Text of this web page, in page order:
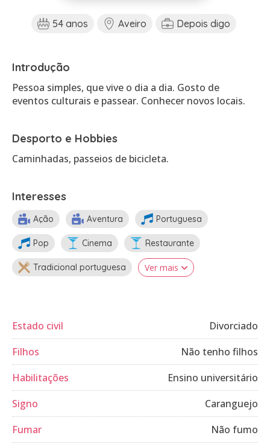
54 anos Aveiro Depois digo
Introdução
Pessoa simples, que vive o dia a dia. Gosto de
eventos culturais e passear. Conhecer novos locais.
Desporto e Hobbies
Caminhadas, passeios de bicicleta.
Interesses
Ação Aventura Portuguesa
Pop Cinema Restaurante
Tradicional portuguesa Ver mais
Estado civil
Divorciado
Filhos
Não tenho filhos
Habilitações
Ensino universitário
Signo
Caranguejo
Fumar
Não fumo